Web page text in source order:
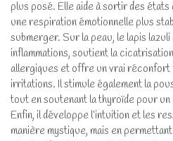
plus posé. Elle aide à sortir des
une respiration émotionnelle plus
submerger. Sur la peau, le lapis
inflammations, soutient la
allergiques et offre un vrai réconfort
irritations. Il stimule également la
tout en soutenant la thyroïde pour
Enfin, il développe l’intuition et les
manière mystique, mais en